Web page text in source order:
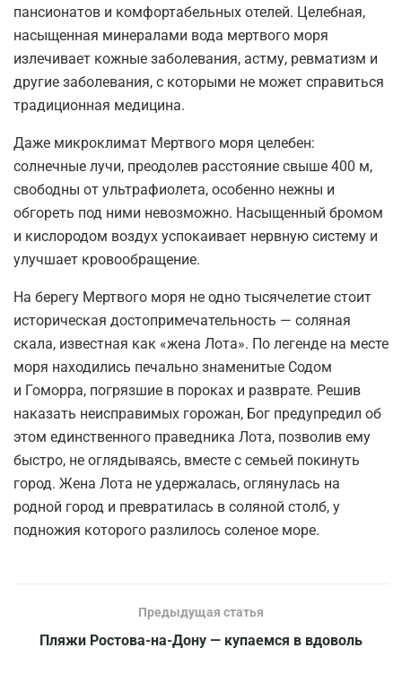
пансионатов и комфортабельных отелей. Целебная,
насыщенная минералами вода мертвого моря
излечивает кожные заболевания, астму, ревматизм и
другие заболевания, с которыми не может справиться
традиционная медицина.
Даже микроклимат Мертвого моря целебен:
солнечные лучи, преодолев расстояние свыше 400 м,
свободны от ультрафиолета, особенно нежны и
обгореть под ними невозможно. Насыщенный бромом
и кислородом воздух успокаивает нервную систему и
улучшает кровообращение.
На берегу Мертвого моря не одно тысячелетие стоит
историческая достопримечательность — соляная
скала, известная как «жена Лота». По легенде на месте
моря находились печально знаменитые Содом
и Гоморра, погрязшие в пороках и разврате. Решив
наказать неисправимых горожан, Бог предупредил об
этом единственного праведника Лота, позволив ему
быстро, не оглядываясь, вместе с семьей покинуть
город. Жена Лота не удержалась, оглянулась на
родной город и превратилась в соляной столб, у
подножия которого разлилось соленое море.
Предыдущая статья
Пляжи Ростова-на-Дону — купаемся в вдоволь